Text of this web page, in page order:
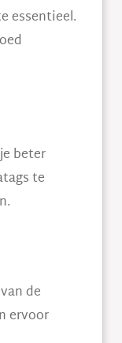
essentieel.
beter
te
de
ervoor